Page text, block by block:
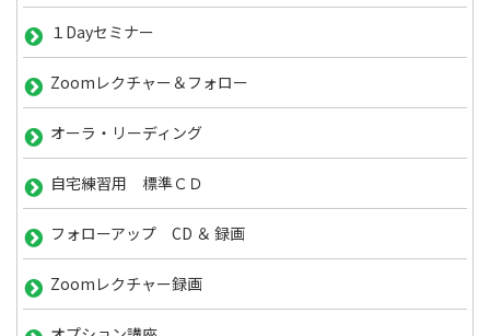
１Dayセミナー
Zoomレクチャー＆フォロー
オーラ・リーディング
自宅練習用 標準ＣＤ
フォローアップ CD ＆ 録画
Zoomレクチャー録画